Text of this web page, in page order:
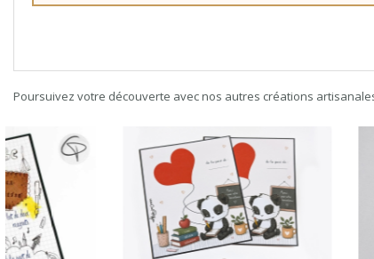
Poursuivez votre découverte avec nos autres créations